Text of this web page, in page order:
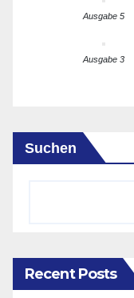
Ausgabe 5
Ausgabe 3
Suchen
Recent Posts